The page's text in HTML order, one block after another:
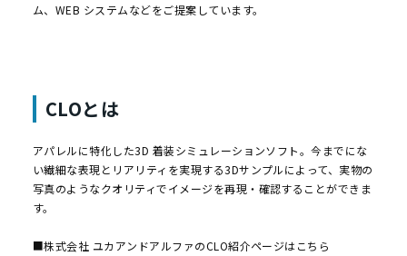
ム、WEB システムなどをご提案しています。
CLOとは
アパレルに特化した3D 着装シミュレーションソフト。今までにな
い繊細な表現とリアリティを実現する3Dサンプルによって、実物の
写真のようなクオリティでイメージを再現・確認することができま
す。
■株式会社 ユカアンドアルファのCLO紹介ページはこちら